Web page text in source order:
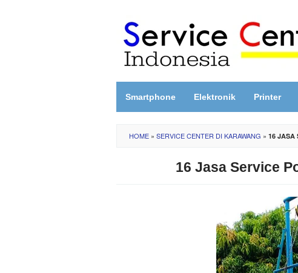
content
Smartphone Elektronik Printer
HOME » SERVICE CENTER DI KARAWANG » 16 JASA
16 Jasa Service